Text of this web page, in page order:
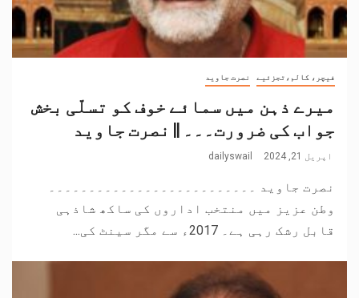
فیچر، کالم،تجزئیے نصرت جاوید
میرے ذہن میں سمائے خوف کو تسلّی بخش
جواب کی ضرورت۔۔۔ || نصرت جاوید
اپریل 21, 2024 dailyswail
نصرت جاوید ۔۔۔۔۔۔۔۔۔۔۔۔۔۔۔۔۔۔۔۔۔۔۔۔۔۔
وطن عزیز میں منتخب اداروں کی ساکھ شاذہی
قابل رشک رہی ہے۔ 2017ء سے مگر سینٹ کی...